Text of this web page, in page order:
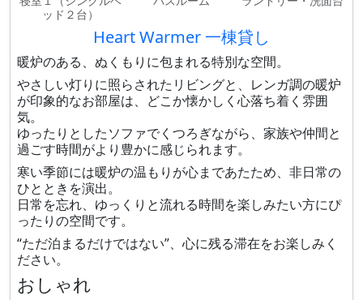
ッド２台）
Heart Warmer 一棟貸し
暖炉のある、ぬくもりに包まれる特別な空間。
やさしい灯りに照らされたリビングと、レンガ調の暖炉
が印象的なお部屋は、どこか懐かしく心落ち着く雰囲
気。
ゆったりとしたソファでくつろぎながら、家族や仲間と
過ごす時間がより豊かに感じられます。
寒い季節には暖炉の温もりが心まであたため、非日常の
ひとときを演出。
日常を忘れ、ゆっくりと流れる時間を楽しみたい方にぴ
ったりの空間です。
“ただ泊まるだけではない”、心に残る滞在をお楽しみく
ださい。
おしゃれ